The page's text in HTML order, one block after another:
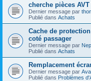
cherche pièces AVT
Dernier message par
Publié dans Achats
Cache de
coté passager
Dernier message par
Publié dans Achats
Remplacement
Dernier message par
Publié dans Problèmes